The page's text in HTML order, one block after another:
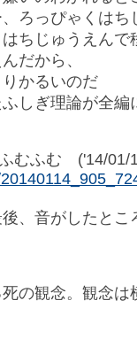
ろっぴゃくはち
ちじゅうえんで
だから、
かるいのだ
しぎ理論が全
むふむ ('14/01/
、音がしたとこ
の観念。観念